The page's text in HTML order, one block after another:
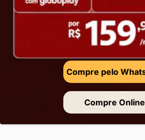
Compre pelo
Compre Online